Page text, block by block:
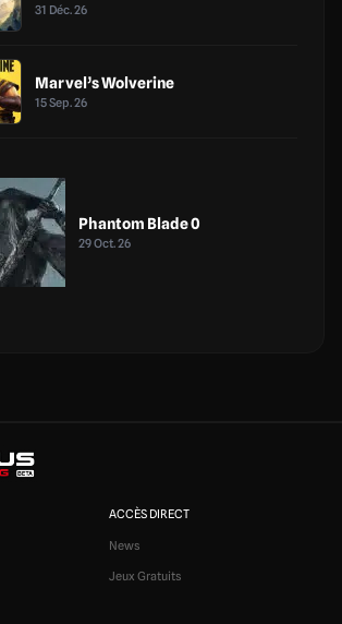
31 Déc. 26
Marvel’s Wolverine
15 Sep. 26
Phantom Blade 0
29 Oct. 26
ACCÈS DIRECT
News
Jeux Gratuits